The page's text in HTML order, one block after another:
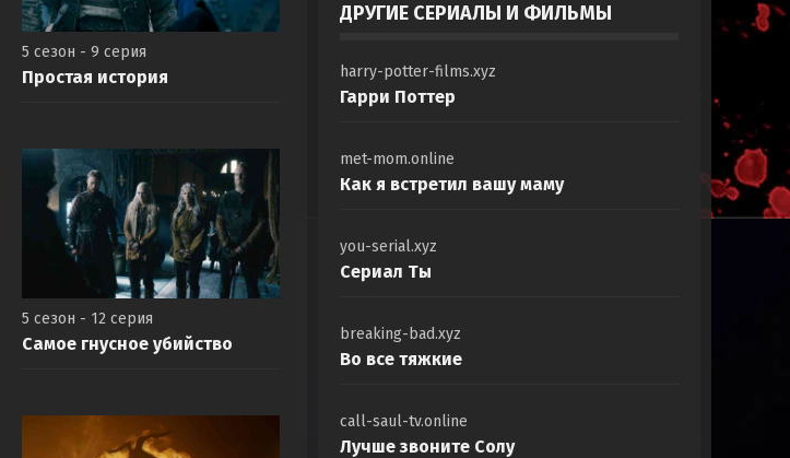
5 сезон - 9 серия
Простая история
5 сезон - 12 серия
Самое гнусное убийство
ДРУГИЕ СЕРИАЛЫ И ФИЛЬМЫ
harry-potter-films.xyz
Гарри Поттер
met-mom.online
Как я встретил вашу маму
you-serial.xyz
Сериал Ты
breaking-bad.xyz
Во все тяжкие
call-saul-tv.online
Лучше звоните Солу